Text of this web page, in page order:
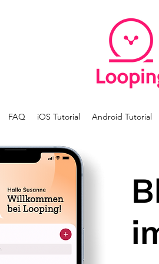
FAQ iOS Tutorial Android Tutorial